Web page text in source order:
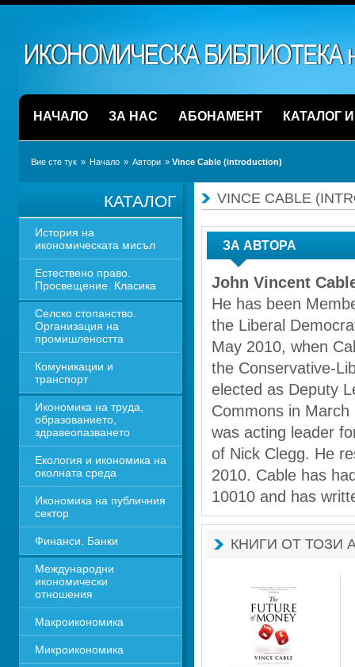
НАЧАЛО ЗА НАС АБОНАМЕНТ КАТАЛОГ
Вие сте тук » Начало » Автори » Vince Cable (introduction)
КАТАЛОГ
История на
икономическата мисъл
Естествено право.
Просвещение. Класика
Селско стопанство.
Организация на
промишлеността
Комуникации и
транспорт
Икономика на труда,
образованието,
здравеопазването
Екология и икономика на
околната среда
Икономика на публичния
сектор
Финанси. Банки
Международни
икономически
отношения
Макроикономика
Микроикономика
VINCE CABLE
ЗА АВТОРА
John Vincent
He has been
the Liberal
May 2010, when
the Conservative-
elected as Deputy
Commons in
was acting leader
of Nick Clegg. He
2010. Cable has
10010 and has
КНИГИ ОТ ТОЗИ